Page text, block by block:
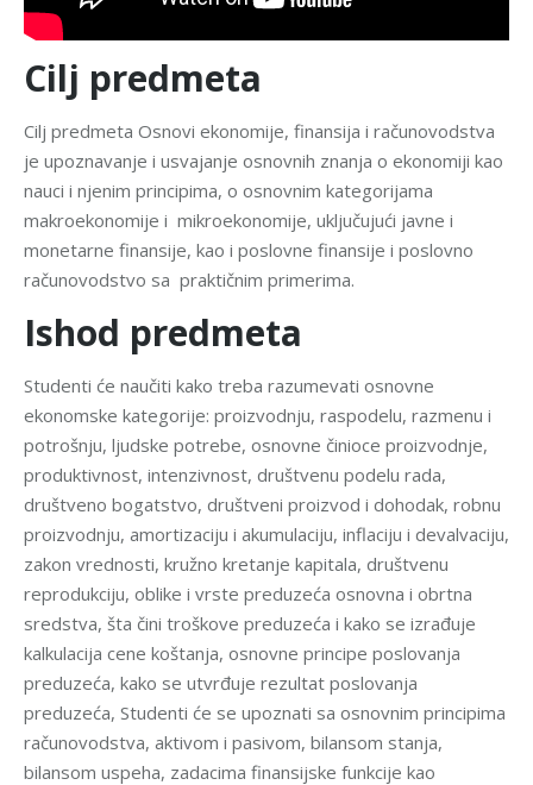
Cilj predmeta
Cilj predmeta Osnovi ekonomije, finansija i računovodstva
je upoznavanje i usvajanje osnovnih znanja o ekonomiji kao
nauci i njenim principima, o osnovnim kategorijama
makroekonomije i mikroekonomije, uključujući javne i
monetarne finansije, kao i poslovne finansije i poslovno
računovodstvo sa praktičnim primerima.
Ishod predmeta
Studenti će naučiti kako treba razumevati osnovne
ekonomske kategorije: proizvodnju, raspodelu, razmenu i
potrošnju, ljudske potrebe, osnovne činioce proizvodnje,
produktivnost, intenzivnost, društvenu podelu rada,
društveno bogatstvo, društveni proizvod i dohodak, robnu
proizvodnju, amortizaciju i akumulaciju, inflaciju i devalvaciju,
zakon vrednosti, kružno kretanje kapitala, društvenu
reprodukciju, oblike i vrste preduzeća osnovna i obrtna
sredstva, šta čini troškove preduzeća i kako se izrađuje
kalkulacija cene koštanja, osnovne principe poslovanja
preduzeća, kako se utvrđuje rezultat poslovanja
preduzeća, Studenti će se upoznati sa osnovnim principima
računovodstva, aktivom i pasivom, bilansom stanja,
bilansom uspeha, zadacima finansijske funkcije kao